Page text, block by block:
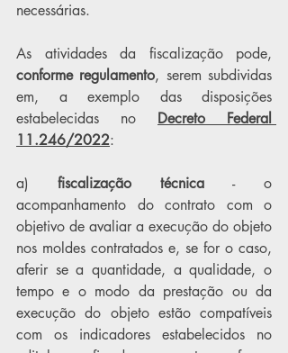
necessárias.
conforme regulamento, serem subdividas
em, a exemplo das disposições
estabelecidas no Decreto Federal
11.246/2022:
a) fiscalização técnica - o
acompanhamento do contrato com o
objetivo de avaliar a execução do objeto
nos moldes contratados e, se for o caso,
aferir se a quantidade, a qualidade, o
tempo e o modo da prestação ou da
execução do objeto estão compatíveis
com os indicadores estabelecidos no